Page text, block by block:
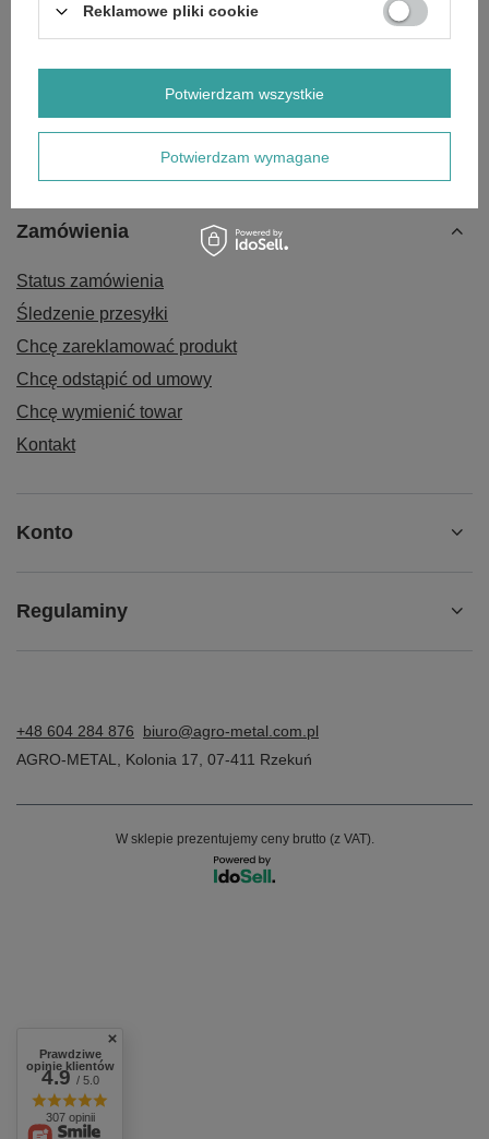
Dźwignia wysokości koszenia Cedrus kosiarka
36,00 zł
Zamówienia
Status zamówienia
Śledzenie przesyłki
Chcę zareklamować produkt
Chcę odstąpić od umowy
Chcę wymienić towar
Kontakt
Konto
Regulaminy
+48 604 284 876
biuro@agro-metal.com.pl
AGRO-METAL
Kolonia 17 07-411 Rzekuń
W sklepie prezentujemy ceny brutto (z VAT).
Prawdziwe
opinie klientów
4.9/ 5.0
307 opinii
Reklamowe pliki cookie
Potwierdzam wymagane
Potwierdzam wszystkie